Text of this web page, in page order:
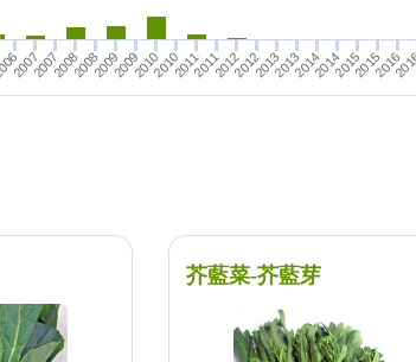
2007200720082008200920092010201020112011201220122013201320142014201520152016
芥藍菜-芥藍芽